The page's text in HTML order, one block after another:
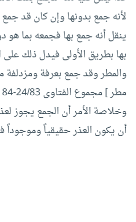
لأنه جمع بدونها وإن كان قد جمع
ينقل أنه جمع بها فجمعه بما هو
بها بطريق الأولى فيدل ذلك
والمطر وقد جمع بعرفة
مطر ] مجموع الفتاوى 24/83-84 .
وخلاصة الأمر أن الجمع يجوز
أن يكون العذر حقيقياً وموجوداً